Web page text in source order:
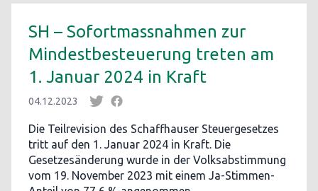
SH – Sofortmassnahmen zur
Mindestbesteuerung treten am
1. Januar 2024 in Kraft
04.12.2023
Die Teilrevision des Schaffhauser Steuergesetzes
tritt auf den 1. Januar 2024 in Kraft. Die
Gesetzesänderung wurde in der Volksabstimmung
vom 19. November 2023 mit einem Ja-Stimmen-